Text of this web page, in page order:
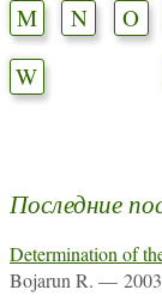
M
N O
W
Последние
Determination of
Bojarun R. —